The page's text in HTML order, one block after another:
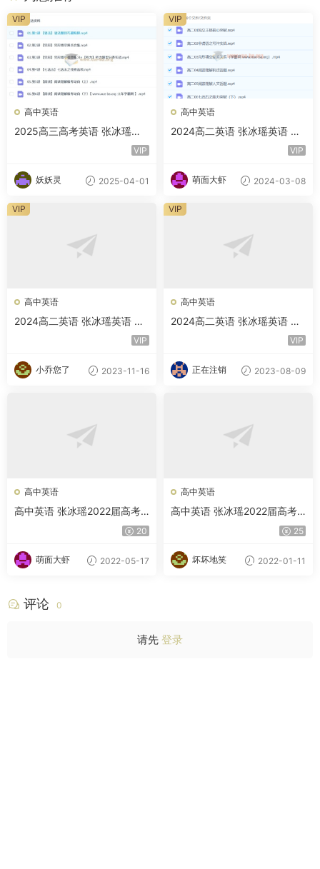
高中英语
2025高三高考英语 张冰瑶英
语全年 暑假秋季寒假春季 百VIP
妖妖灵 2025-04-01
VIP
高中英语
2024高二英语 张冰瑶英语 春
VIP
萌面大虾 2024-03-08
VIP
高中英语
2024高二英语 张冰瑶英语 秋
VIP
小乔您了 2023-11-16
VIP
高中英语
2024高二英语 张冰瑶英语 暑
VIP
正在注销 2023-08-09
VIP
高中英语
高中英语 张冰瑶2022届高考
英语二轮复习寒春联报 寒假班
20
萌面大虾 2022-05-17
高中英语
高中英语 张冰瑶2022届高考
英语一轮复习暑秋联报 暑假班
25
坏坏地笑 2022-01-11
评论 0
请先 登录